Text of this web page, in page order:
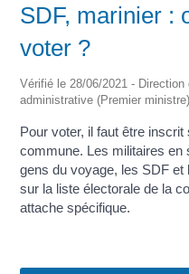
SDF, marinier :
voter ?
Vérifié le 28/06/2021 -
administrative (Premier ministre)
Pour voter, il faut être
commune. Les militaires en
gens du voyage, les SDF
sur la liste électorale de la
attache spécifique.